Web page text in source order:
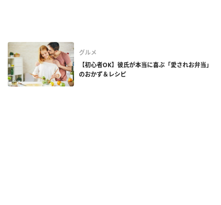
グルメ
【初心者OK】彼氏が本当に喜ぶ「愛されお弁当」
のおかず＆レシピ